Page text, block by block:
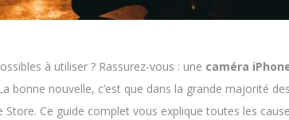
à utiliser ? Rassurez-vous : une caméra
bonne nouvelle, c’est que dans la grande majorité
Ce guide complet vous explique toutes les